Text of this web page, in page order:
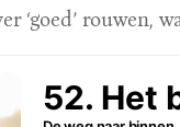
‘goed’